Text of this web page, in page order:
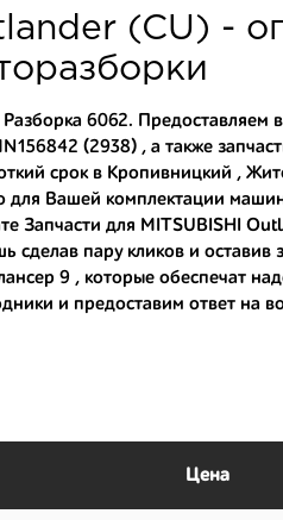
и проверенного продавца.
нашего интернет-
автозапчастей.
и японским дорогам;
вам.
(CU) -
6062. Предоставляем
(2938) , а также
срок в Кропивницкий ,
для Вашей комплектации
Запчасти для MITSUBISHI
пару кликов и оставив
9 , которые обеспечат
и предоставим ответ на
Цена